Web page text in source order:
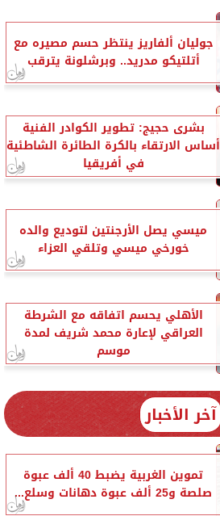
جوليان ألفاريز ينتظر حسم مصيره مع
أتلتيكو مدريد.. وبرشلونة يترقب
بشرى حجيج: تطوير الكوادر الفنية
أساس الارتقاء بالكرة الطائرة الشاطئية
في أفريقيا
ميسي يصل الأرجنتين لتوديع والده
خورخي ميسي وتلقي العزاء
الأهلي يحسم اتفاقه مع الشرطة
العراقي لإعارة محمد شريف لمدة
موسم
آخر الأخبار
تموين الغربية يضبط 40 ألف عبوة
صلصة و25 ألف عبوة دهانات وسلع...